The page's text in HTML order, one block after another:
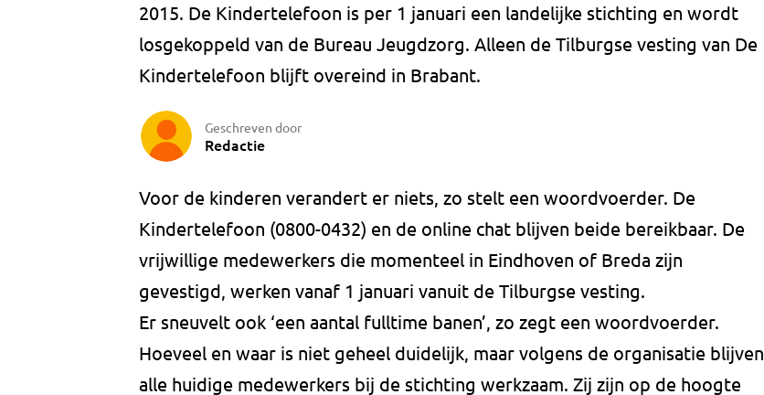
2015. De Kindertelefoon is per 1 januari een landelijke stichting en wordt
losgekoppeld van de Bureau Jeugdzorg. Alleen de Tilburgse vesting van De
Kindertelefoon blijft overeind in Brabant.
Geschreven door
Redactie
Voor de kinderen verandert er niets, zo stelt een woordvoerder. De
Kindertelefoon (0800-0432) en de online chat blijven beide bereikbaar. De
vrijwillige medewerkers die momenteel in Eindhoven of Breda zijn
gevestigd, werken vanaf 1 januari vanuit de Tilburgse vesting.
Er sneuvelt ook ‘een aantal fulltime banen’, zo zegt een woordvoerder.
Hoeveel en waar is niet geheel duidelijk, maar volgens de organisatie blijven
alle huidige medewerkers bij de stichting werkzaam. Zij zijn op de hoogte